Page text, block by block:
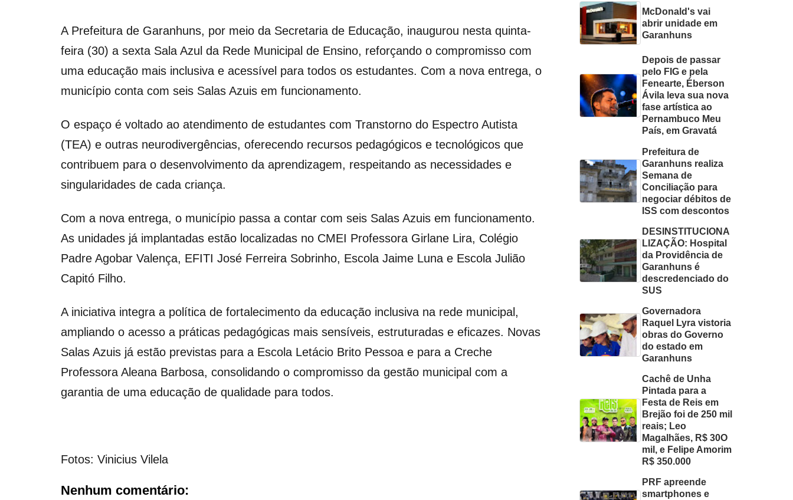
A Prefeitura de Garanhuns, por meio da Secretaria de Educação, inaugurou nesta quinta-
feira (30) a sexta Sala Azul da Rede Municipal de Ensino, reforçando o compromisso com
uma educação mais inclusiva e acessível para todos os estudantes. Com a nova entrega, o
município conta com seis Salas Azuis em funcionamento.
O espaço é voltado ao atendimento de estudantes com Transtorno do Espectro Autista
(TEA) e outras neurodivergências, oferecendo recursos pedagógicos e tecnológicos que
contribuem para o desenvolvimento da aprendizagem, respeitando as necessidades e
singularidades de cada criança.
Com a nova entrega, o município passa a contar com seis Salas Azuis em funcionamento.
As unidades já implantadas estão localizadas no CMEI Professora Girlane Lira, Colégio
Padre Agobar Valença, EFITI José Ferreira Sobrinho, Escola Jaime Luna e Escola Julião
Capitó Filho.
A iniciativa integra a política de fortalecimento da educação inclusiva na rede municipal,
ampliando o acesso a práticas pedagógicas mais sensíveis, estruturadas e eficazes. Novas
Salas Azuis já estão previstas para a Escola Letácio Brito Pessoa e para a Creche
Professora Aleana Barbosa, consolidando o compromisso da gestão municipal com a
garantia de uma educação de qualidade para todos.
Fotos: Vinicius Vilela
Nenhum comentário:
McDonald's vai
abrir unidade em
Garanhuns
Depois de passar
pelo FIG e pela
Fenearte, Éberson
Ávila leva sua nova
fase artística ao
Pernambuco Meu
País, em Gravatá
Prefeitura de
Garanhuns realiza
Semana de
Conciliação para
negociar débitos de
ISS com descontos
DESINSTITUCIONA
LIZAÇÃO: Hospital
da Providência de
Garanhuns é
descredenciado do
SUS
Governadora
Raquel Lyra vistoria
obras do Governo
do estado em
Garanhuns
Cachê de Unha
Pintada para a
Festa de Reis em
Brejão foi de 250 mil
reais; Leo
Magalhães, R$ 30O
mil, e Felipe Amorim
R$ 350.000
PRF apreende
smartphones e